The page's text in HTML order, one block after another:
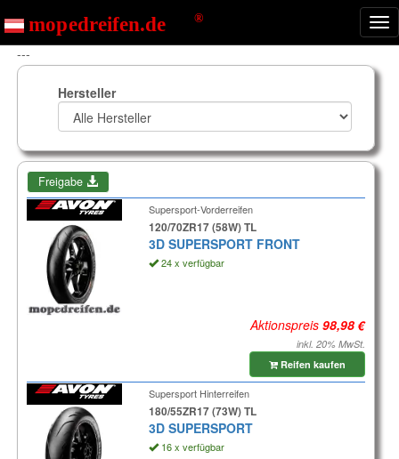
---
Hersteller
Freigabe
Supersport-Vorderreifen
120/70ZR17 (58W) TL
3D SUPERSPORT FRONT
24 x verfügbar
Aktionspreis
inkl. 20% MwSt.
Reifen kaufen
Supersport Hinterreifen
180/55ZR17 (73W) TL
3D SUPERSPORT
16 x verfügbar